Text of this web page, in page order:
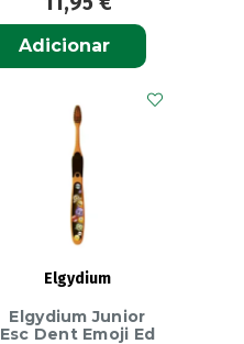
Adicionar
Elgydium
Elgydium Junior
Esc Dent Emoji Ed